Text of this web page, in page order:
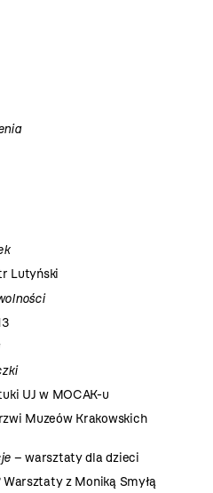
Lutyński
UJ w MOCAK-u
Muzeów Krakowskich
– warsztaty dla dzieci
Warsztaty z Moniką Smyłą